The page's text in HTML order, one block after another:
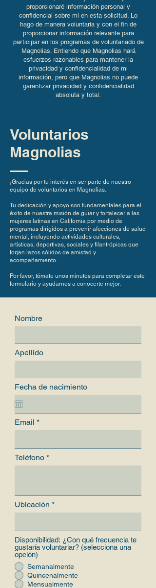
proporcionaré información personal y
confidencial sobre mí en esta solicitud. Lo
hago de manera voluntaria y con el fin de
proporcionar información relevante para
participar en los programas de voluntariado de
Magnolias. Entiendo que Magnolias hará
esfuerzos razonables para mantener la
privacidad y confidencialidad de mi
información, pero que Magnolias no puede
garantizar privacidad y confidencialidad
absoluta y total.
Voluntarios
Magnolias
¡Gracias por tu interés en ser parte de nuestro
equipo de voluntarios en Magnolias.
Tu dedicación y apoyo son fundamentales para el
éxito de nuestra misión de guiar y fortalecer a las
mujeres latinas en California por medio de
programas dirigidos a prevenir afecciones de salud
mental, incluyendo actividades culturales,
artísticas, deportivas, sociales y filantrópicas que
forjan lazos sólidos de amistad y
acompañamiento.
Por favor, tómate unos minutos para completar este
formulario y ayudarnos a conocerte mejor.
Nombre
Apellido
Fecha de nacimiento
Email
Teléfono
Ubicación
Disponibilidad: ¿Con qué frecuencia te
gustaría voluntariar? (selecciona una
opción)
Semanalmente
Quincenalmente
Mensualmente